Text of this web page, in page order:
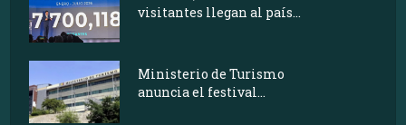
visitantes llegan al país...
Ministerio de Turismo
anuncia el festival...